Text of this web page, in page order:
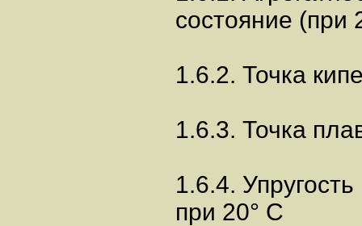
состояние (при
1.6.2. Точка
1.6.3. Точка
1.6.4.
при 20° C